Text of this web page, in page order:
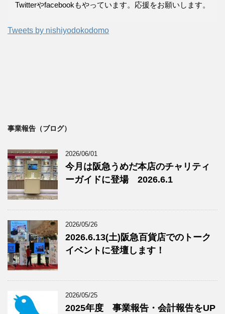
Twitterやfacebookもやっています。応援をお願いします。
Tweets by nishiyodokodomo
事業報告（ブログ）
2026/06/01
今月は阪急うめだ本店のチャリティ
ーガイドに登場 2026.6.1
2026/05/26
2026.6.13(土)阪急百貨店でのトーク
イベントに登壇します！
2026/05/25
2025年度 事業報告・会計報告をUP